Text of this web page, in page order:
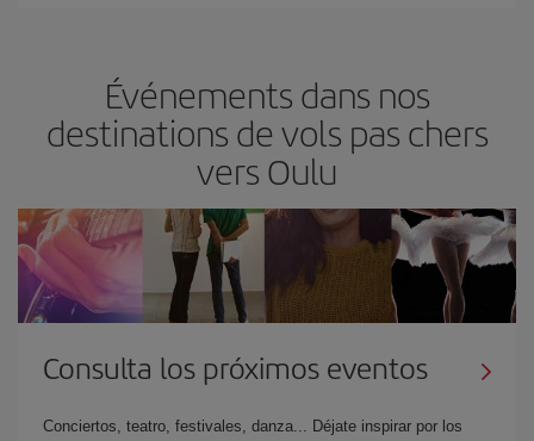
Événements dans nos
destinations de vols pas chers
vers Oulu
Consulta los próximos eventos
Conciertos, teatro, festivales, danza... Déjate inspirar por los